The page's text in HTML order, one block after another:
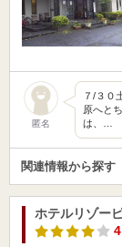
匿名
７/３０
原へと
は、…
関連情報から探す
ホテルリゾー